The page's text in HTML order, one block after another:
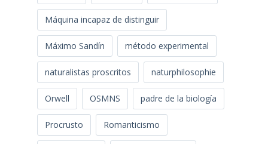
Máquina incapaz de distinguir
Máximo Sandín método experimental
naturalistas proscritos naturphilosophie
Orwell OSMNS padre de la biología
Procrusto Romanticismo